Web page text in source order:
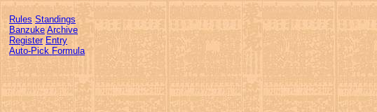
Rules Standings
Banzuke Archive
Register Entry
Auto-Pick Formula